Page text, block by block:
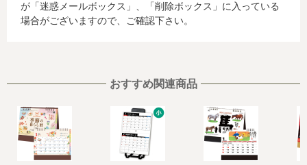
らは、ご利用のカード発行会社及び当該会社が所在する国
を特定することができないため、以下の個人情報保護措置
・発行会社の個人情報保護の措置
なお、個人情報保護委員会のホームページ
(https://www.ppc.go.jp/)では、各国における個人情報保護
制度に関する情報について掲載されています。
お客様が未成年の場合、親権者または後見人の承諾を得た
上で、本サービスを利用するものとします。
が「迷惑メールボックス」、「削除ボックス」に入っている
場合がございますので、ご確認下さい。
おすすめ関連商品